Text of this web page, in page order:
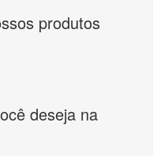
produtos
deseja na